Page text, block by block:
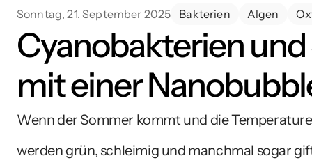
Sonntag, 21. September 2025 Bakterien Algen
Cyanobakterien
mit einer
Wenn der Sommer kommt und die
werden grün, schleimig und manchmal sogar